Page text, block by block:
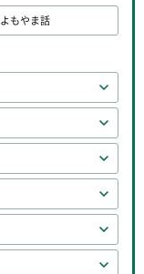
もやま話